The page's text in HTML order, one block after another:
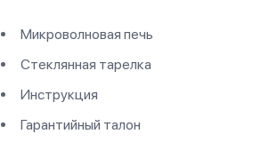
Микроволновая печь
Стеклянная тарелка
Инструкция
Гарантийный талон